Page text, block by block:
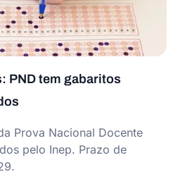
PND tem gabaritos
Prova Nacional Docente
pelo Inep. Prazo de